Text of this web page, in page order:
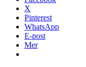
X
Pinterest
WhatsApp
E-post
Mer